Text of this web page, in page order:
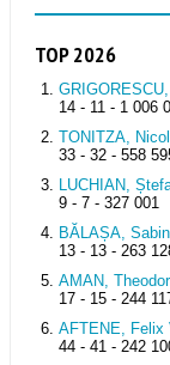
TOP 2026
14 - 11 - 1 006
TONITZA,
33 - 32 - 558
LUCHIAN,
9 - 7 - 327 001
BĂLAȘA, Sabin
13 - 13 - 263
AMAN, Theodor
17 - 15 - 244
AFTENE, Felix
44 - 41 - 242